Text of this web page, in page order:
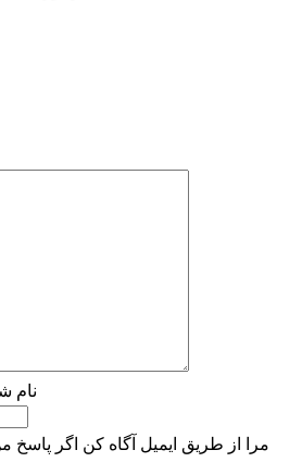
نام
مرا از طریق ایمیل آگاه کن اگر پاسخ